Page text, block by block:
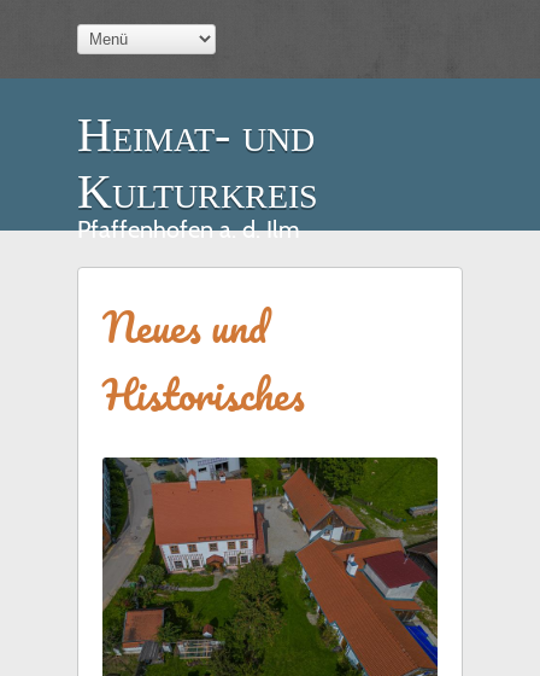
Heimat- und
Kulturkreis
Pfaffenhofen a. d. Ilm
Neues und
Historisches